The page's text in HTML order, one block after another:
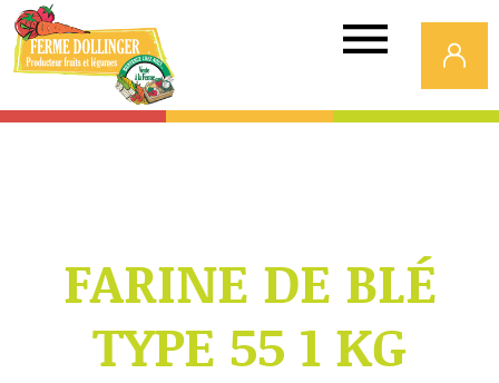
FARINE DE BLÉ
TYPE 55 1 KG